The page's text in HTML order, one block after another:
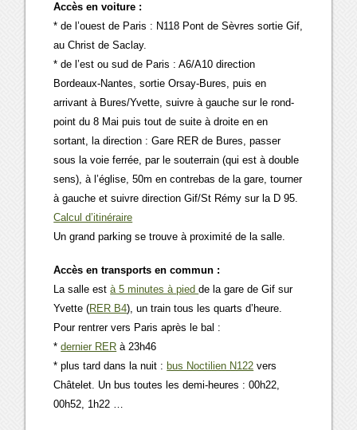
Accès en voiture :
* de l’ouest de Paris : N118 Pont de Sèvres sortie Gif,
au Christ de Saclay.
* de l’est ou sud de Paris : A6/A10 direction
Bordeaux-Nantes, sortie Orsay-Bures, puis en
arrivant à Bures/Yvette, suivre à gauche sur le rond-
point du 8 Mai puis tout de suite à droite en en
sortant, la direction : Gare RER de Bures, passer
sous la voie ferrée, par le souterrain (qui est à double
sens), à l’église, 50m en contrebas de la gare, tourner
à gauche et suivre direction Gif/St Rémy sur la D 95.
Calcul d’itinéraire
Un grand parking se trouve à proximité de la salle.
Accès en transports en commun :
La salle està 5 minutes à piedde la gare de Gif sur
Yvette (RER B4), un train tous les quarts d’heure.
Pour rentrer vers Paris après le bal :
*dernier RER à 23h46
* plus tard dans la nuit : bus Noctilien N122 vers
Châtelet. Un bus toutes les demi-heures : 00h22,
00h52, 1h22 …